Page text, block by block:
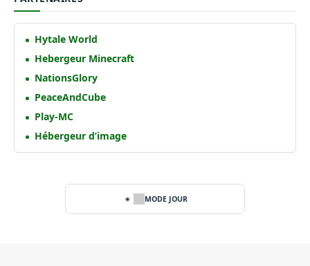
Hytale World
Hebergeur Minecraft
NationsGlory
PeaceAndCube
Play-MC
Hébergeur d’image
MODE JOUR